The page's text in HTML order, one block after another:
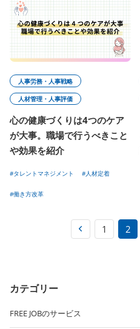
人事労務・人事戦略
人材管理・人事評価
心の健康づくりは4つのケア
が大事。職場で行うべきこと
や効果を紹介
#タレントマネジメント #人材定着
#働き方改革
1 2
カテゴリー
FREE JOBのサービス